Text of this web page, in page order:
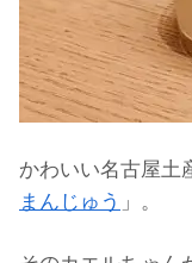
かわいい名古屋土
まんじゅう 」。